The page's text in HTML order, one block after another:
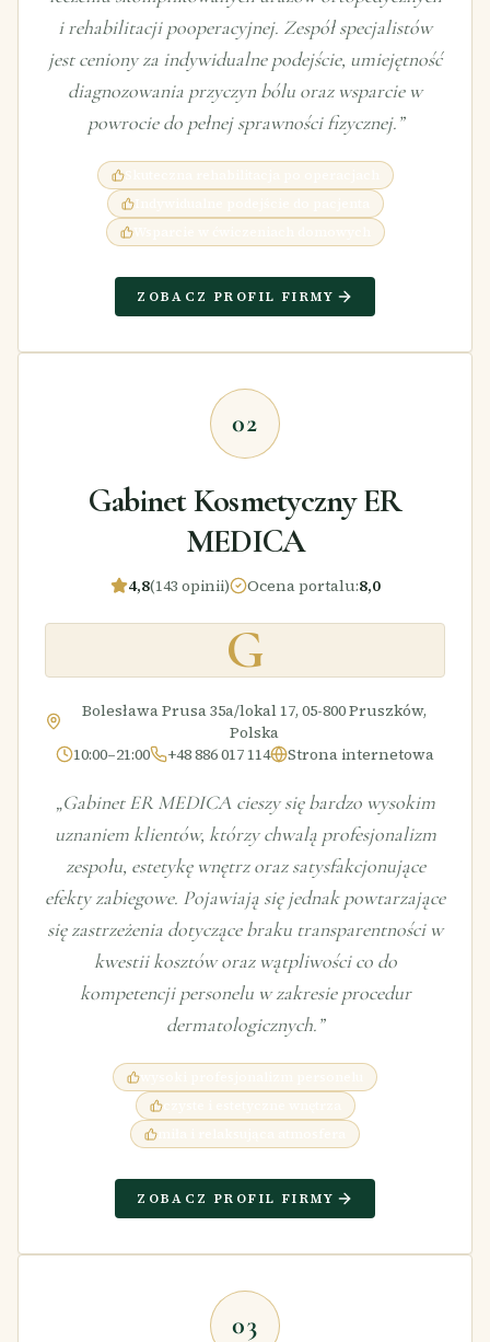
i rehabilitacji pooperacyjnej. Zespół specjalistów
jest ceniony za indywidualne podejście, umiejętność
diagnozowania przyczyn bólu oraz wsparcie w
powrocie do pełnej sprawności fizycznej.”
Skuteczna rehabilitacja po operacjach
Indywidualne podejście do pacjenta
Wsparcie w ćwiczeniach domowych
ZOBACZ PROFIL FIRMY
02
Gabinet Kosmetyczny ER
MEDICA
4,8(143 opinii) Ocena portalu:8,0
G
Bolesława Prusa 35a/lokal 17, 05-800 Pruszków,
Polska
10:00–21:00
+48 886 017 114 Strona internetowa
„Gabinet ER MEDICA cieszy się bardzo wysokim
uznaniem klientów, którzy chwalą profesjonalizm
zespołu, estetykę wnętrz oraz satysfakcjonujące
efekty zabiegowe. Pojawiają się jednak powtarzające
się zastrzeżenia dotyczące braku transparentności w
kwestii kosztów oraz wątpliwości co do
kompetencji personelu w zakresie procedur
dermatologicznych.”
czyste i estetyczne wnętrza
ZOBACZ PROFIL FIRMY
03